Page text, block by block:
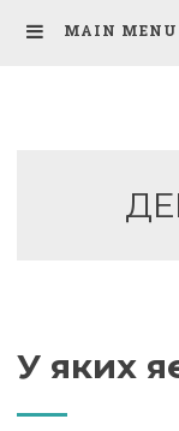
MAIN MENU
У яких